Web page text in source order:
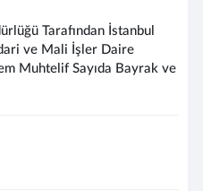
Tarafından İstanbul
ve Mali İşler Daire
Muhtelif Sayıda Bayrak ve